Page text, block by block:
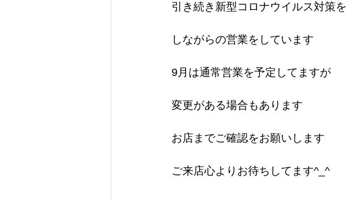
引き続き新型コロナウイルス対策を
しながらの営業をしています
9月は通常営業を予定してますが
変更がある場合もあります
お店までご確認をお願いします
ご来店心よりお待ちしてます^_^